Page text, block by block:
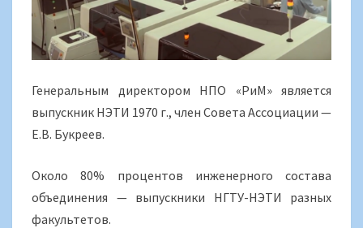
Генеральным директором НПО «РиМ» является
выпускник НЭТИ 1970 г., член Совета Ассоциации —
Е.В. Букреев.
Около 80% процентов инженерного состава
объединения — выпускники НГТУ-НЭТИ разных
факультетов.